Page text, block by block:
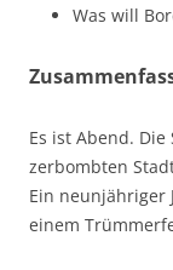
Was will
Es ist Abend.
zerbombten
Ein neunjähriger
einem